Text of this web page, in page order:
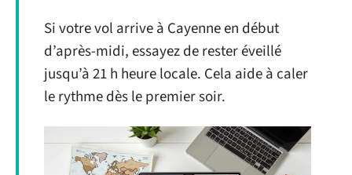
Si votre vol arrive à Cayenne en début
d’après-midi, essayez de rester éveillé
jusqu’à 21 h heure locale. Cela aide à caler
le rythme dès le premier soir.